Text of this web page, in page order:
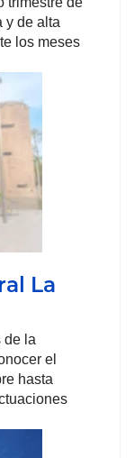
y de alta
los meses
La
de la
el
hasta